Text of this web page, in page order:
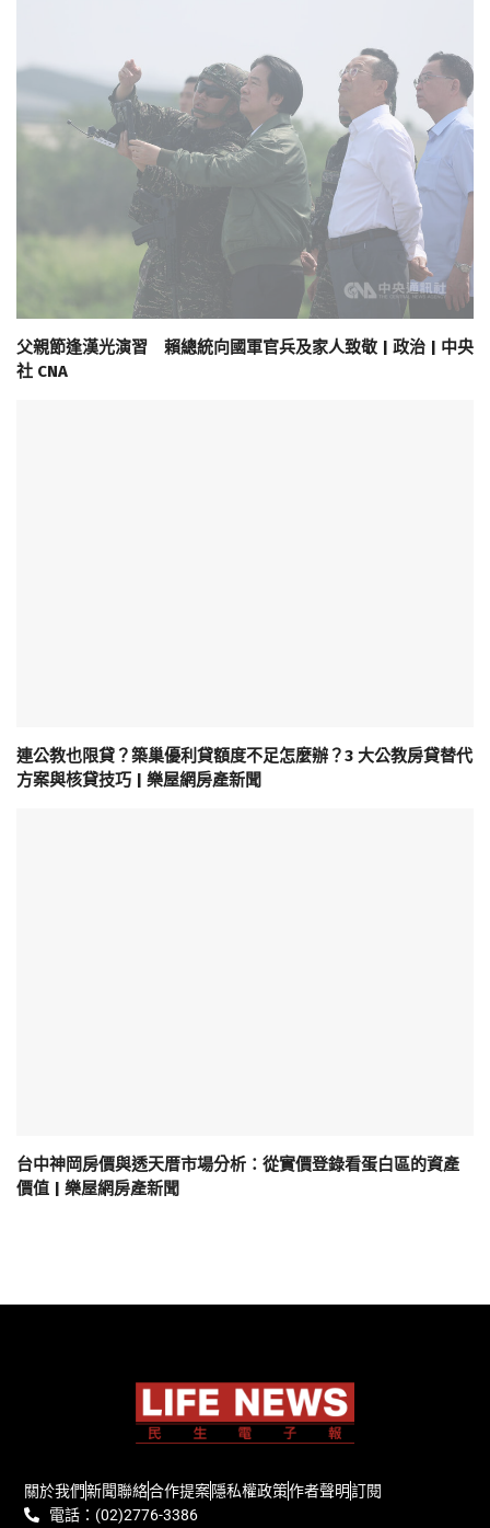
父親節逢漢光演習 賴總統向國軍官兵及家人致敬 | 政治 | 中央
社 CNA
連公教也限貸？築巢優利貸額度不足怎麼辦？3 大公教房貸替代
方案與核貸技巧 | 樂屋網房產新聞
台中神岡房價與透天厝市場分析：從實價登錄看蛋白區的資產
價值 | 樂屋網房產新聞
關於我們新聞聯絡合作提案隱私權政策作者聲明訂閱
電話：(02)2776-3386